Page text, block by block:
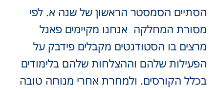
הסתיים הסמסטר הראשון של שנה א. לפי
מסורת המחלקה אנחנו מקיימים פאנל
מרצים בו הסטודנטים מקבלים פידבק על
הפעילות שלהם וההצלחות שלהם בלימודים
בכלל הקורסים. ולמחרת אחרי מנוחה טובה